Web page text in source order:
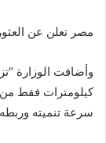
مصر تعلن عن
كيلومترات فقط من
سرعة تنميته